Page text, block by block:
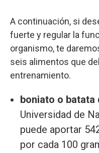
A continuación, si
fuerte y regular la
organismo, te
seis alimentos que
entrenamiento.
boniato o batata
Universidad de
puede aportar
por cada 100